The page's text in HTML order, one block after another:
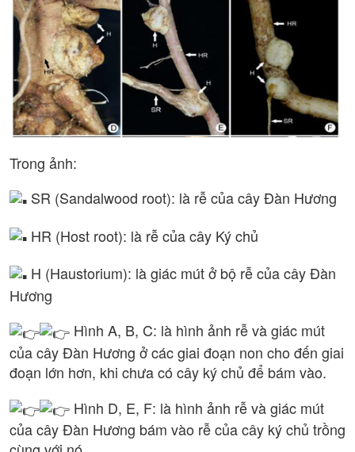
Trong ảnh:
SR (Sandalwood root): là rễ của cây Đàn Hương
HR (Host root): là rễ của cây Ký chủ
H (Haustorium): là giác mút ở bộ rễ của cây Đàn
Hương
Hình A, B, C: là hình ảnh rễ và giác mút
của cây Đàn Hương ở các giai đoạn non cho đến giai
đoạn lớn hơn, khi chưa có cây ký chủ để bám vào.
Hình D, E, F: là hình ảnh rễ và giác mút
của cây Đàn Hương bám vào rễ của cây ký chủ trồng